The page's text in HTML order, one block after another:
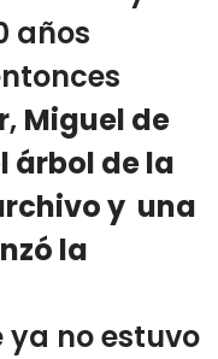
años
Miguel de
árbol de la
y una
la
ya no estuvo